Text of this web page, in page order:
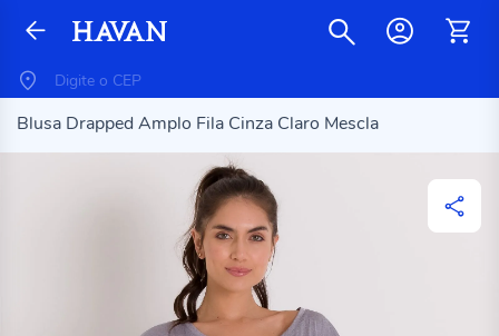
Blusa Drapped Amplo Fila Cinza Claro Mescla